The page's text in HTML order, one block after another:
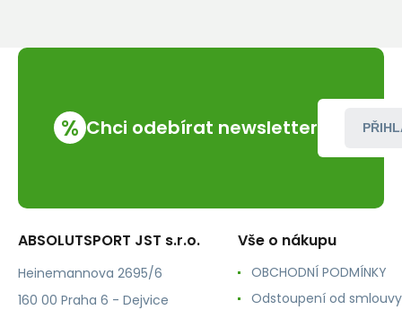
1l
% Chci odebírat newsletter
ABSOLUTSPORT JST s.r.o.
Heinemannova 2695/6
160 00 Praha 6 - Dejvice
Vše o nákupu
OBCHODNÍ PODMÍNKY
Odstoupení od smlouvy